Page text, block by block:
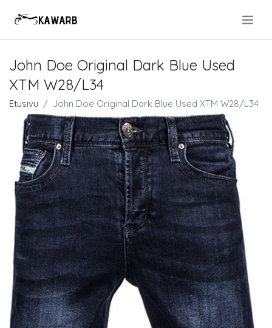
John Doe Original Dark Blue Used
XTM W28/L34
Etusivu John Doe Original Dark Blue Used XTM W28/L34